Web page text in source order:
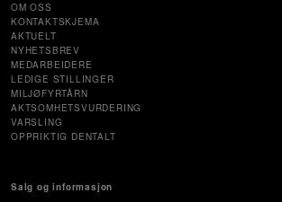
OM OSS
KONTAKTSKJEMA
AKTUELT
NYHETSBREV
MEDARBEIDERE
LEDIGE STILLINGER
MILJØFYRTÅRN
AKTSOMHETSVURDERING
VARSLING
OPPRIKTIG DENTALT
Salg og informasjon